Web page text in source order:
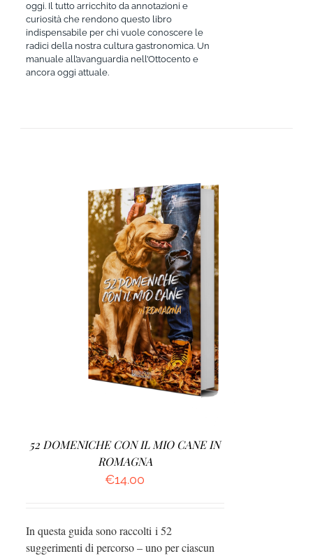
oggi. Il tutto arricchito da annotazioni e
curiosità che rendono questo libro
indispensabile per chi vuole conoscere le
radici della nostra cultura gastronomica. Un
manuale all’avanguardia nell’Ottocento e
ancora oggi attuale.
AGGIUNGI AL CARRELLO /
52 DOMENICHE CON IL MIO CANE IN
ROMAGNA
€14.00
In questa guida sono raccolti i 52
suggerimenti di percorso – uno per ciascun